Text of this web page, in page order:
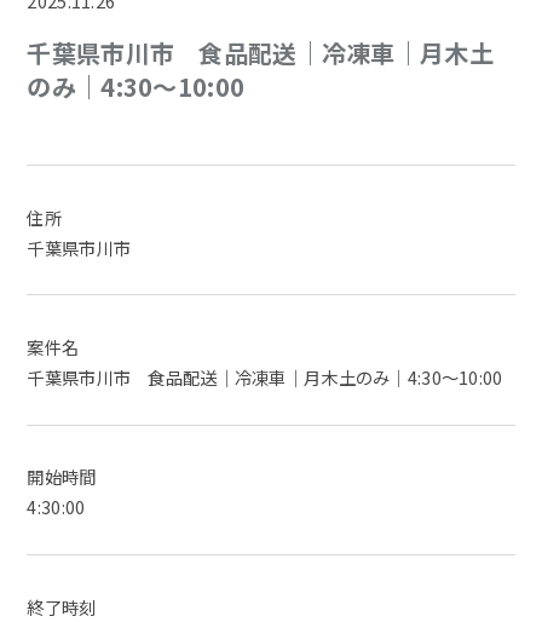
千葉県市川市 食品配送｜冷凍車｜月木土
のみ｜4:30～10:00
住所
千葉県市川市
案件名
千葉県市川市 食品配送｜冷凍車｜月木土のみ｜4:30～10:00
開始時間
4:30:00
終了時刻